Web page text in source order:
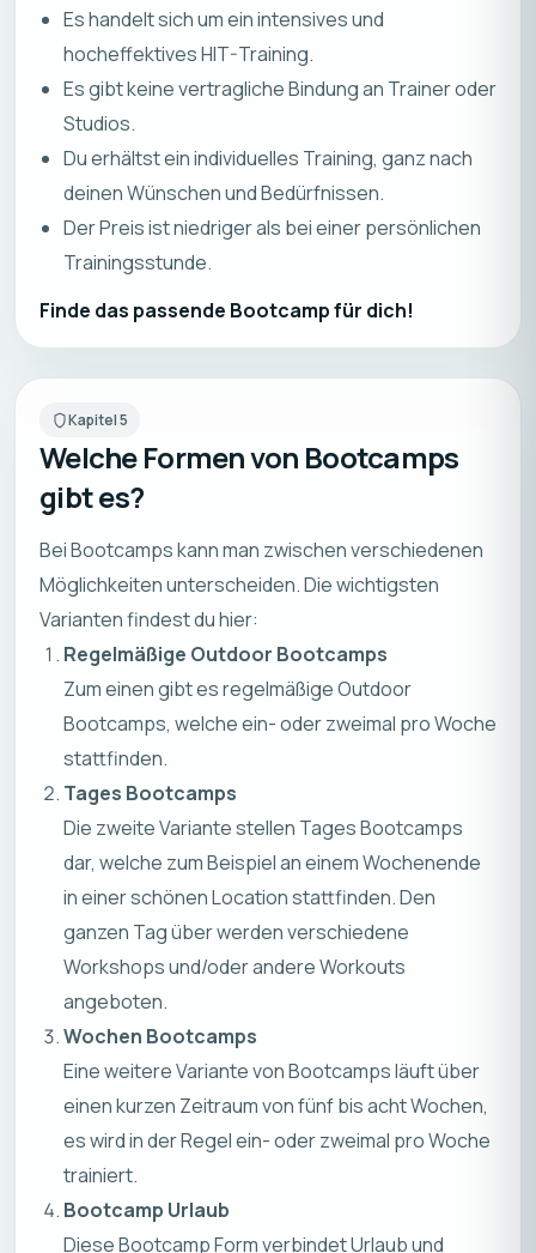
Es handelt sich um ein intensives und
hocheffektives HIT-Training.
Es gibt keine vertragliche Bindung an Trainer oder
Studios.
Du erhältst ein individuelles Training, ganz nach
deinen Wünschen und Bedürfnissen.
Der Preis ist niedriger als bei einer persönlichen
Trainingsstunde.
Finde das passende Bootcamp für dich!
Kapitel5
Welche Formen von Bootcamps
gibt es?
Bei Bootcamps kann man zwischen verschiedenen
Möglichkeiten unterscheiden. Die wichtigsten
Varianten findest du hier:
Regelmäßige Outdoor Bootcamps
Zum einen gibt es regelmäßige Outdoor
Bootcamps, welche ein- oder zweimal pro Woche
stattfinden.
Tages Bootcamps
Die zweite Variante stellen Tages Bootcamps
dar, welche zum Beispiel an einem Wochenende
in einer schönen Location stattfinden. Den
ganzen Tag über werden verschiedene
Workshops und/oder andere Workouts
angeboten.
Wochen Bootcamps
Eine weitere Variante von Bootcamps läuft über
einen kurzen Zeitraum von fünf bis acht Wochen,
es wird in der Regel ein- oder zweimal pro Woche
trainiert.
Bootcamp Urlaub
Diese Bootcamp Form verbindet Urlaub und